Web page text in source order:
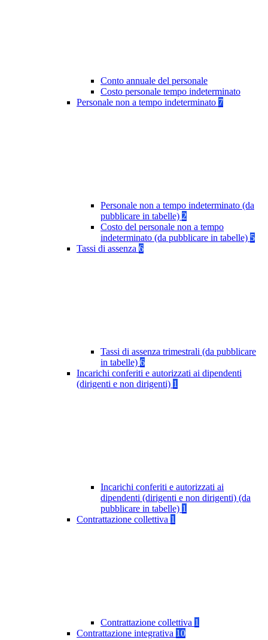
Conto annuale del personale
Costo personale tempo indeterminato
Personale non a tempo indeterminato 7
Personale non a tempo indeterminato (da
pubblicare in tabelle) 2
Costo del personale non a tempo
indeterminato (da pubblicare in tabelle) 5
Tassi di assenza 6
Tassi di assenza trimestrali (da pubblicare
in tabelle) 6
Incarichi conferiti e autorizzati ai dipendenti
(dirigenti e non dirigenti) 1
Incarichi conferiti e autorizzati ai
dipendenti (dirigenti e non dirigenti) (da
pubblicare in tabelle) 1
Contrattazione collettiva 1
Contrattazione collettiva 1
Contrattazione integrativa 10